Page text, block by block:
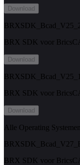
Download
BRX SDK voor
Download
BRX SDK voor
Download
Alle Operating Systemen
BRX SDK voor